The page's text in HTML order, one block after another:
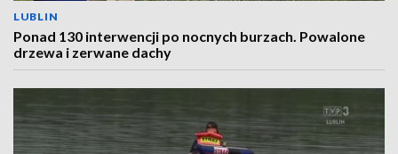
LUBLIN
Ponad 130 interwencji po nocnych burzach. Powalone
drzewa i zerwane dachy